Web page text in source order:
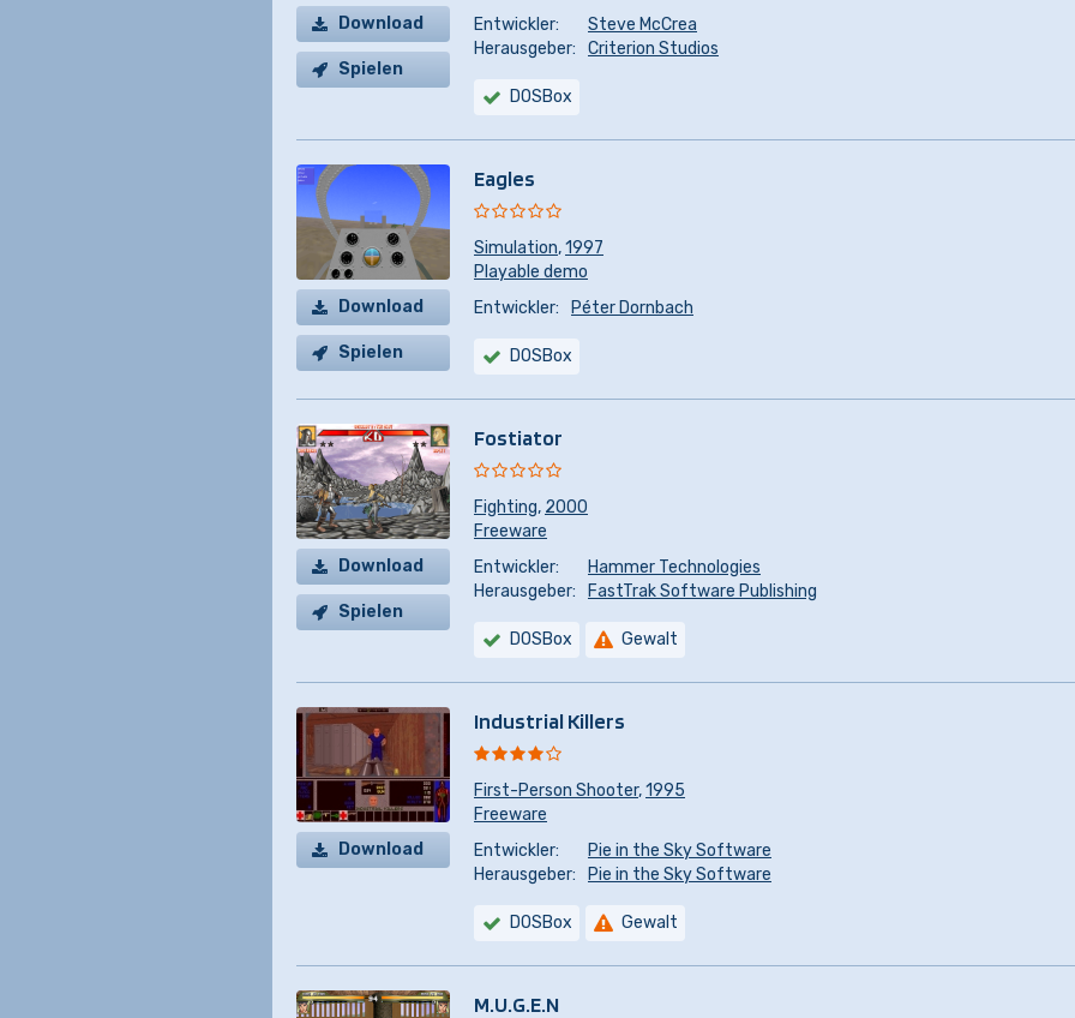
Download
Spielen
Entwickler:
Steve McCrea
Herausgeber:
Criterion Studios
DOSBox
Download
Spielen
Eagles
Simulation,1997
Playable demo
Entwickler:
Péter Dornbach
DOSBox
Download
Spielen
Fostiator
Fighting, 2000
Freeware
Entwickler:
Hammer Technologies
Herausgeber:
FastTrak Software Publishing
DOSBox Gewalt
Download
Industrial Killers
First-Person Shooter,1995
Freeware
Entwickler:
Pie in the Sky Software
Herausgeber:
Pie in the Sky Software
DOSBox Gewalt
M.U.G.E.N